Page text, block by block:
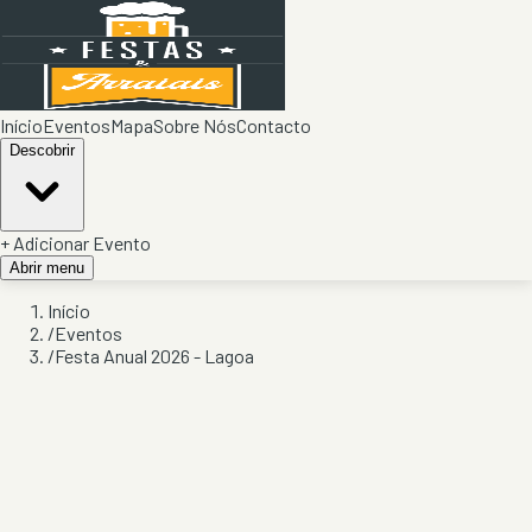
InícioEventosMapaSobre NósContacto
Descobrir
+ Adicionar Evento
Abrir menu
Início
/Eventos
/Festa Anual 2026 - Lagoa